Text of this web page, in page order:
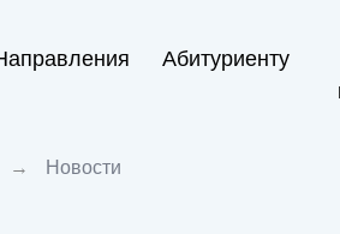
Абитуриенту
→ Новости